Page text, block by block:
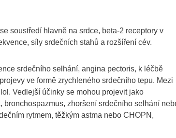
soustředí hlavně na srdce, beta-2 receptory v
síly srdečních stahů a rozšíření cév.
srdečního selhání, angina pectoris, k léčbě
ve formě zrychleného srdečního tepu. Mezi
Vedlejší účinky se mohou projevit jako
bronchospazmus, zhoršení srdečního selhání
rytmem, těžkým astma nebo CHOPN,